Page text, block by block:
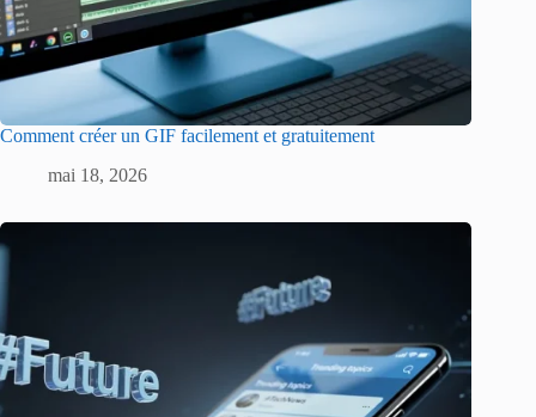
Comment créer un GIF facilement et gratuitement
mai 18, 2026